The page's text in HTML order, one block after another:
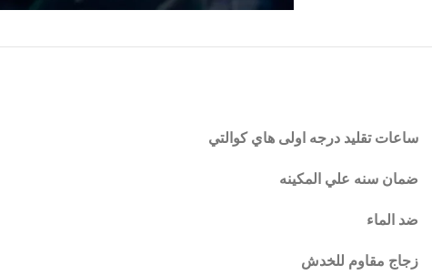
ساعات تقليد درجه اولى هاي كوالتي
ضمان سنه علي المكينه
ضد الماء
زجاج مقاوم للخدش